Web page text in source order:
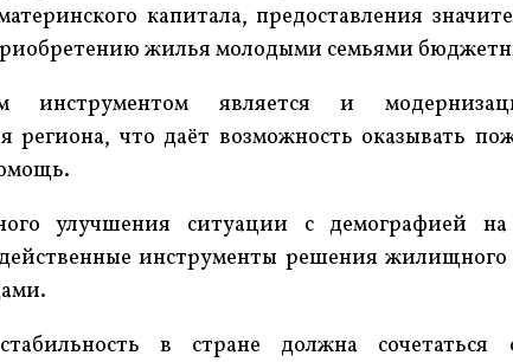
капитала, предоставления
жилья молодыми семьями
инструментом является и
региона, что даёт возможность оказывать
улучшения ситуации с демографией
инструменты решения
в стране должна сочетаться